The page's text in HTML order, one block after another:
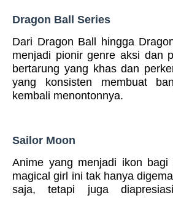
Dragon Ball Series
Dari Dragon Ball hingga
menjadi pionir genre aksi dan
bertarung yang khas dan
yang konsisten membuat
kembali menontonnya.
Sailor Moon
Anime yang menjadi ikon bagi
magical girl ini tak hanya
saja, tetapi juga